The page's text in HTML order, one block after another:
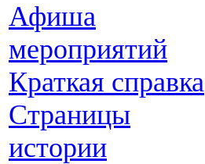
Афиша
мероприятий
Краткая справка
Страницы
истории